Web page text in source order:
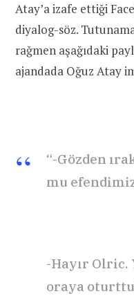
Atay’a izafe ettiği
diyalog-söz.
rağmen aşağıdaki
ajandada Oğuz Atay
“-Gözden
mu
-Hayır Olric.
oraya